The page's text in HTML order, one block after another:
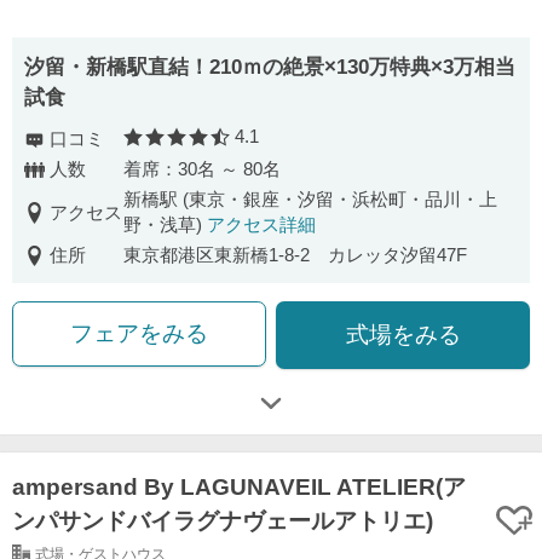
汐留・新橋駅直結！210ｍの絶景×130万特典×3万相当
試食
口コミ 口コミ評価
4.1
人数
着席：30名 ～ 80名
アクセス
新橋駅 (東京・銀座・汐留・浜松町・品川・上
野・浅草) アクセス詳細
住所
東京都港区東新橋1-8-2 カレッタ汐留47F
フェアをみる 式場をみる
ampersand By LAGUNAVEIL ATELIER(ア
ンパサンドバイラグナヴェールアトリエ)
式場・ゲストハウス